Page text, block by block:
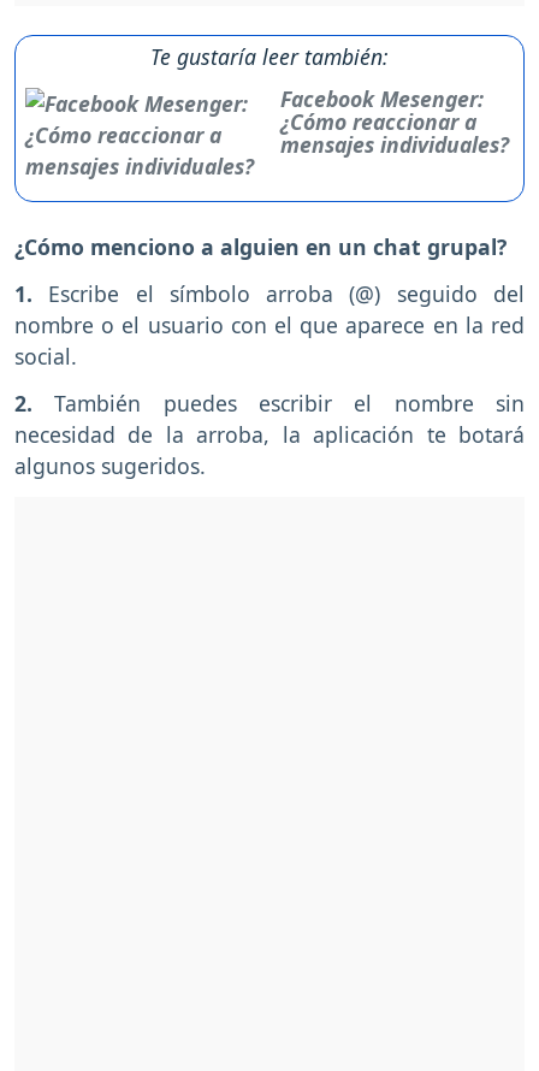
Te gustaría leer también:
Facebook Mesenger:
¿Cómo reaccionar a
mensajes individuales?
¿Cómo menciono a alguien en un chat grupal?
1. Escribe el símbolo arroba (@) seguido del
nombre o el usuario con el que aparece en la red
social.
2. También puedes escribir el nombre sin
necesidad de la arroba, la aplicación te botará
algunos sugeridos.